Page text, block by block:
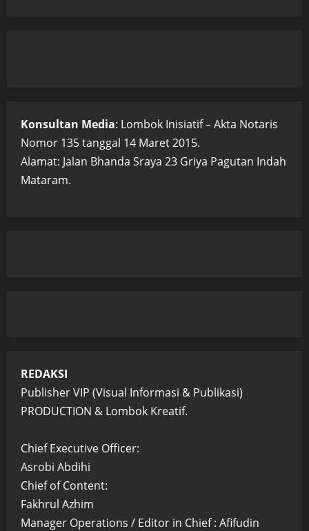
Konsultan Media: Lombok Inisiatif – Akta Notaris
Nomor 135 tanggal 14 Maret 2015.
Alamat: Jalan Bhanda Sraya 23 Griya Pagutan Indah
Mataram.
REDAKSI
Publisher VIP (Visual Informasi & Publikasi)
PRODUCTION & Lombok Kreatif.
Chief Executive Officer:
Asrobi Abdihi
Chief of Content:
Fakhrul Azhim
Manager Operations / Editor in Chief : Afifudin